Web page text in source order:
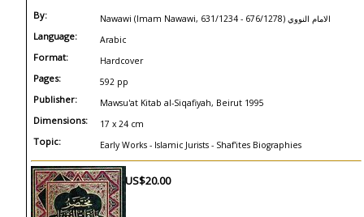
By: Nawawi (Imam Nawawi, 631/1234 - 676/1278) الامام النووي
Language: Arabic
Format: Hardcover
Pages: 592 pp
Publisher: Mawsu'at Kitab al-Siqafiyah, Beirut 1995
Dimensions: 17 x 24 cm
Topic: Early Works - Islamic Jurists - Shaf'ites Biographies
US$20.00